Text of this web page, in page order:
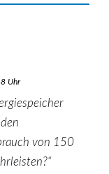
Uhr
von 150